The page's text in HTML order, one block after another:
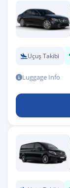
Uçuş Takibi
Luggage Info